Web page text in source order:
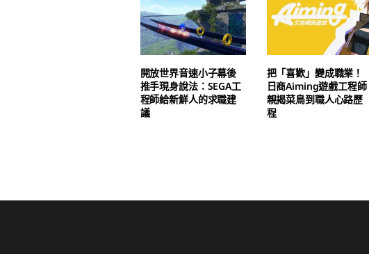
開放世界音速小子幕後
推手現身說法：SEGA工
程師給新鮮人的求職建
議
把「喜歡」變成職業！
日商Aiming遊戲工程師
親揭菜鳥到職人心路歷
程